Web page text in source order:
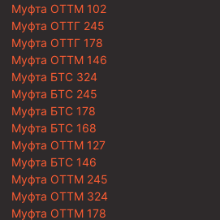
Муфта ОТТМ 102
Муфта ОТТГ 245
Муфта ОТТГ 178
Муфта ОТТМ 146
Муфта БТС 324
Муфта БТС 245
Муфта БТС 178
Муфта БТС 168
Муфта ОТТМ 127
Муфта БТС 146
Муфта ОТТМ 245
Муфта ОТТМ 324
Муфта ОТТМ 178